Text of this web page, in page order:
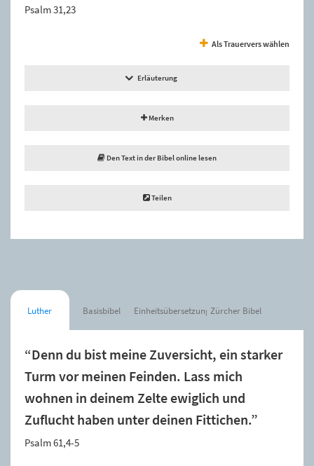
Psalm 31,23
Als Trauervers wählen
Erläuterung
Merken
Den Text in der Bibel online lesen
Teilen
Luther Basisbibel Einheitsübersetzung Zürcher Bibel
“Denn du bist meine Zuversicht, ein starker
Turm vor meinen Feinden. Lass mich
wohnen in deinem Zelte ewiglich und
Zuflucht haben unter deinen Fittichen.”
Psalm 61,4-5